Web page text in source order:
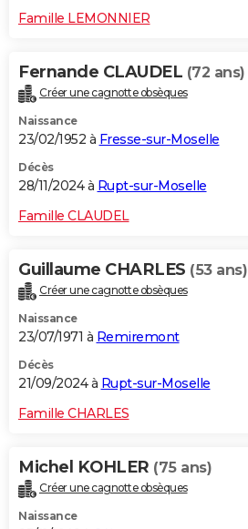
Famille LEMONNIER
Fernande CLAUDEL (72 ans)
Créer une cagnotte obsèques
Naissance
23/02/1952 à Fresse-sur-Moselle
Décès
28/11/2024 à Rupt-sur-Moselle
Famille CLAUDEL
Guillaume CHARLES (53 ans)
Créer une cagnotte obsèques
Naissance
23/07/1971 à Remiremont
Décès
21/09/2024 à Rupt-sur-Moselle
Famille CHARLES
Michel KOHLER (75 ans)
Créer une cagnotte obsèques
Naissance